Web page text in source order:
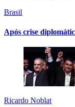
Brasil
Após crise
Ricardo Noblat